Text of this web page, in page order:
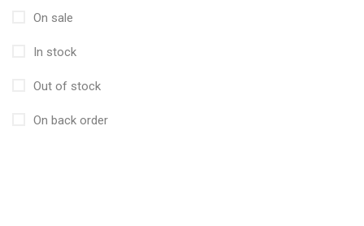
On sale
In stock
Out of stock
On back order